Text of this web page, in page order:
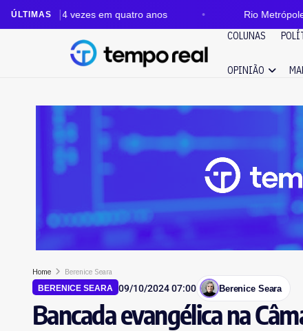
ÚLTIMAS
vezes em quatro anos Rio Metrópole: auditoria
COLUNAS
OPINIÃO
Home Berenice Seara
BERENICE SEARA 09/10/2024 07:00 Berenice Seara
Bancada evangélica na